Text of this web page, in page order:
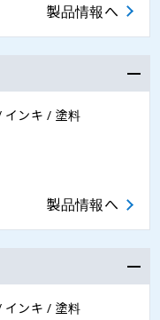
製品情報へ
インキ / 塗料
製品情報へ
インキ / 塗料